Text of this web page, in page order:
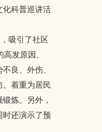
化科普巡讲活
吸引了社区
发原因、
良、外伤、
。着重为居民
炼。另外，
时还演示了预